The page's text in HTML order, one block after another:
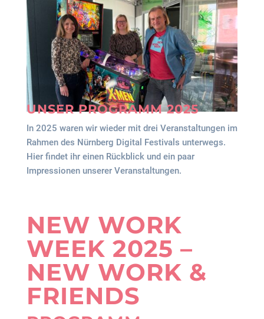
UNSER PROGRAMM 2025
In 2025 waren wir wieder mit drei Veranstaltungen im
Rahmen des Nürnberg Digital Festivals unterwegs.
Hier findet ihr einen Rückblick und ein paar
Impressionen unserer Veranstaltungen.
NEW WORK
WEEK 2025 –
NEW WORK &
FRIENDS